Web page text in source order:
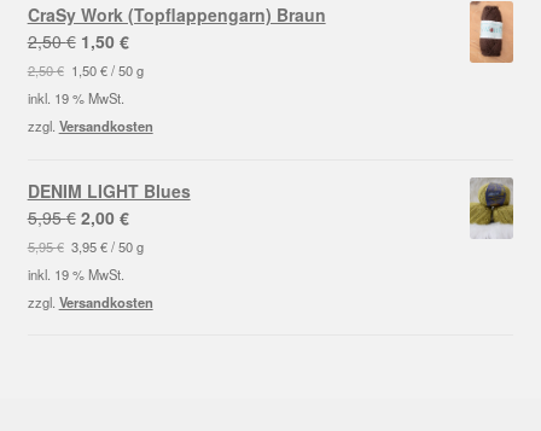
CraSy Work (Topflappengarn) Braun
2,50€ Ursprünglicher
Preis
war:
2,50 €
1,50 €Aktueller
Preis
1,50 €.
2,50€ 1,50€/50 g
inkl. 19 % MwSt.
zzgl. Versandkosten
DENIM LIGHT Blues
5,95€ Ursprünglicher
Preis
war:
5,95 €
2,00 €Aktueller
Preis
2,00 €.
5,95€ 3,95€/50 g
inkl. 19 % MwSt.
zzgl. Versandkosten